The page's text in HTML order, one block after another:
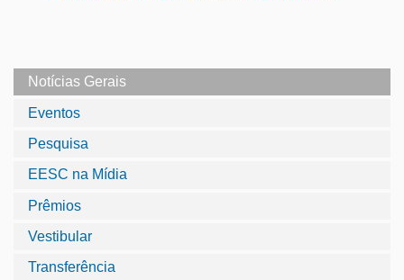
Notícias Gerais
Eventos
Pesquisa
EESC na Mídia
Prêmios
Vestibular
Transferência